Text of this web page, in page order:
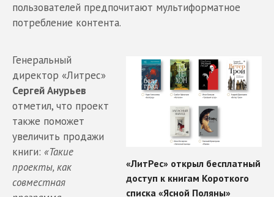
пользователей предпочитают мультиформатное
потребление контента.
Генеральный
директор «Литрес»
Сергей Анурьев
отметил, что проект
также поможет
увеличить продажи
книги: «Такие
проекты, как
совместная